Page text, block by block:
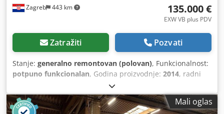
Zagreb 443 km 135.000 €
EXW VB plus PDV
Zatražiti Pozvati
Stanje: generalno remontovan (polovan), Funkcionalnost:
potpuno funkcionalan, Godina proizvodnje: 2014, radni
, broj mašine/vozila:
upravljača:CNC upravljanje, model kontrolera:ByVision,
tip lasera:vlaknasti laser, proizvođač laserskog izvora:
Mali oglas